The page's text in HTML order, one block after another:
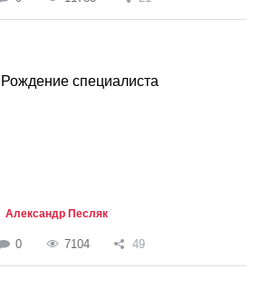
Рождение специалиста
Александр Песляк
0 7104 49